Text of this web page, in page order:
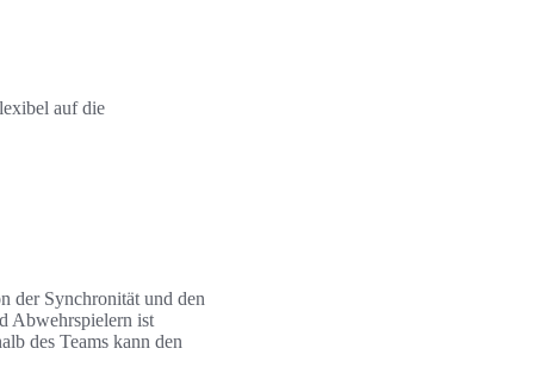
auf die
der Synchronität und den
Abwehrspielern ist
des Teams kann den